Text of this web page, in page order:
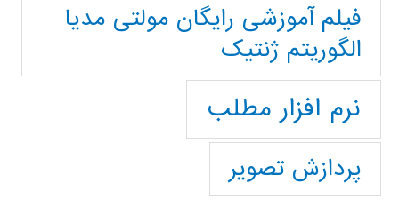
فیلم آموزشی رایگان مولتی مدیا
الگوریتم ژنتیک
نرم افزار مطلب
پردازش تصویر